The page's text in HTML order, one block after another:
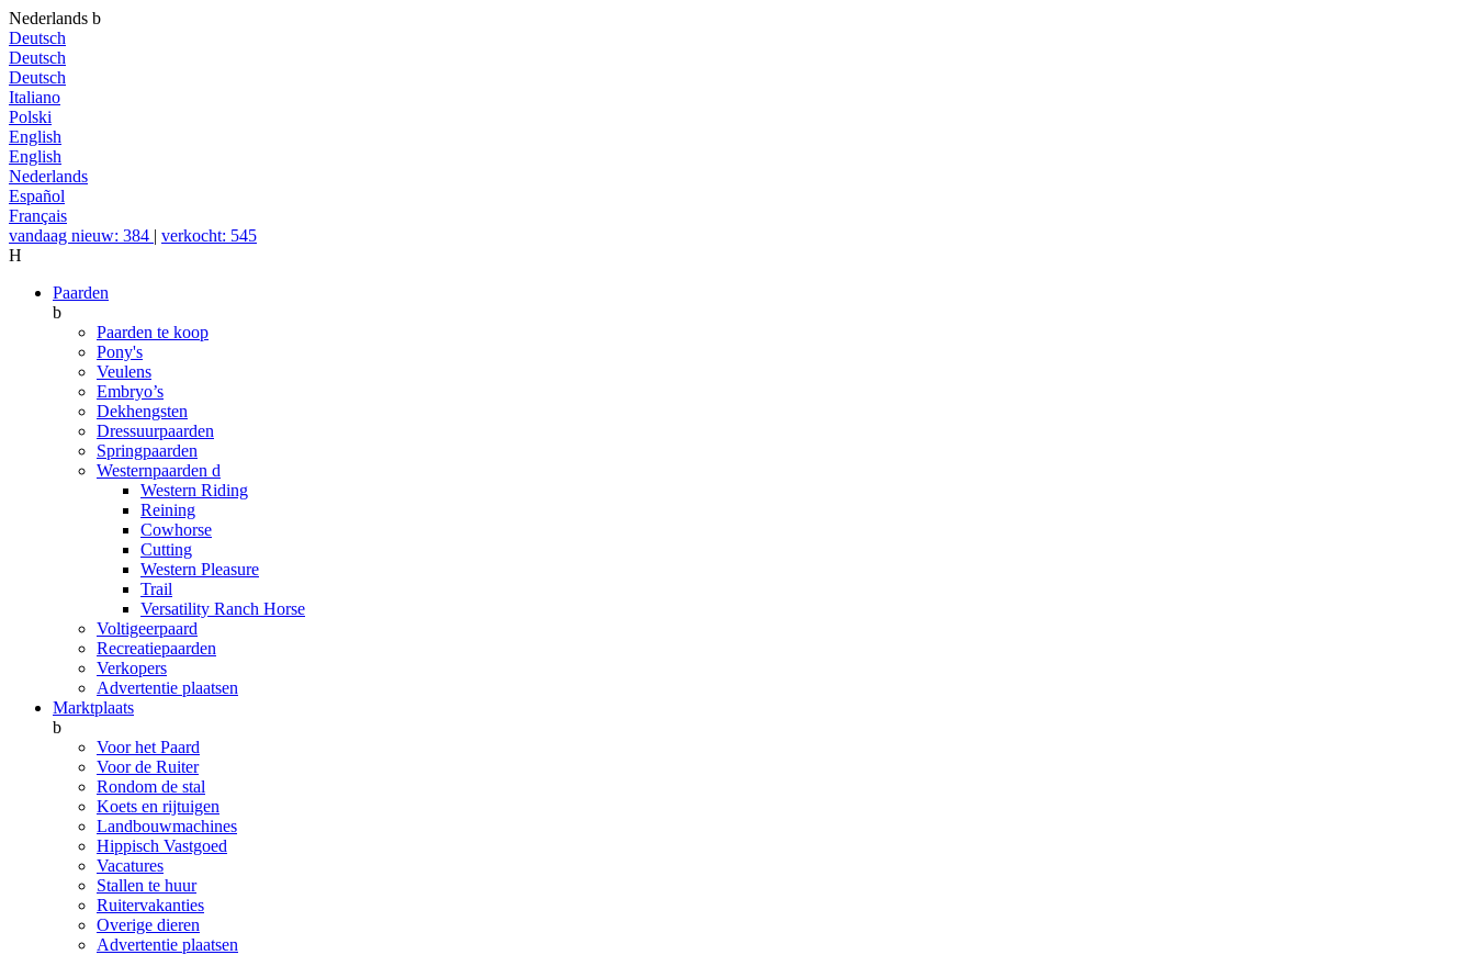
Nederlands b
Deutsch
Deutsch
Deutsch
Italiano
Polski
English
English
Nederlands
Español
Français
vandaag nieuw: 384 | verkocht: 545
H
Paarden
b
Paarden te koop
Pony's
Veulens
Embryo’s
Dekhengsten
Dressuurpaarden
Springpaarden
Westernpaarden d
Western Riding
Reining
Cowhorse
Cutting
Western Pleasure
Trail
Versatility Ranch Horse
Voltigeerpaard
Recreatiepaarden
Verkopers
Advertentie plaatsen
Marktplaats
b
Voor het Paard
Voor de Ruiter
Rondom de stal
Koets en rijtuigen
Landbouwmachines
Hippisch Vastgoed
Vacatures
Stallen te huur
Ruitervakanties
Overige dieren
Advertentie plaatsen